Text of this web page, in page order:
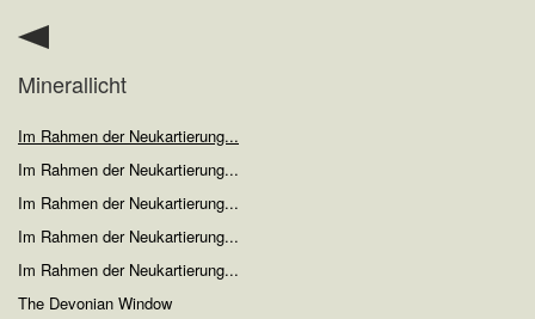
Minerallicht
Im Rahmen der Neukartierung...
Im Rahmen der Neukartierung...
Im Rahmen der Neukartierung...
Im Rahmen der Neukartierung...
Im Rahmen der Neukartierung...
The Devonian Window